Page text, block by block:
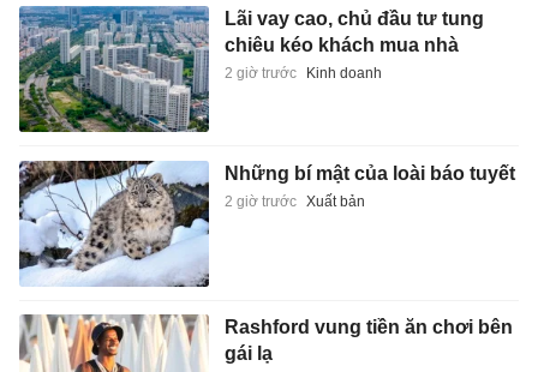
Lãi vay cao, chủ đầu tư tung
chiêu kéo khách mua nhà
2 giờ trước Kinh doanh
Những bí mật của loài báo tuyết
2 giờ trước Xuất bản
Rashford vung tiền ăn chơi bên
gái lạ